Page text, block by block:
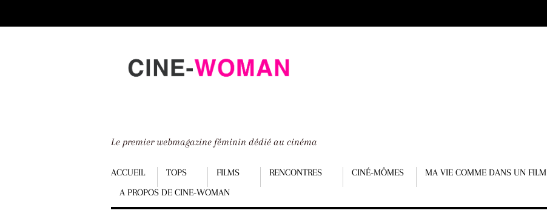
down
Le premier webmagazine féminin dédié au cinéma
Menu
ACCUEIL TOPS FILMS RENCONTRES CINÉ-MÔMES
MA VIE COMME DANS UN FILM
A PROPOS DE CINE-WOMAN
Scroll